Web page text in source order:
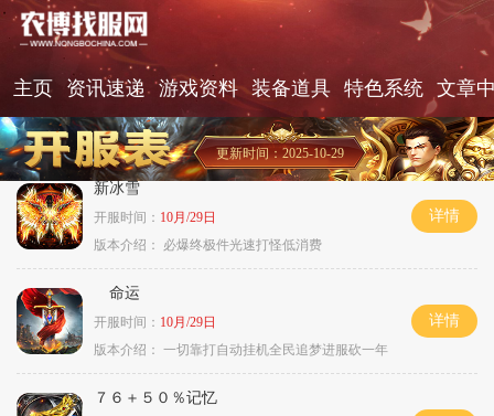
主页 资讯速递 游戏资料 装备道具 特色系统 文章
更新时间：2025-10-29
新冰雪
开服时间： 10月/29日
版本介绍：
必爆终极件光速打怪低消费
详情
命运
开服时间： 10月/29日
版本介绍： 一切靠打自动挂机全民追梦进服砍一年
详情
７６＋５０％记忆